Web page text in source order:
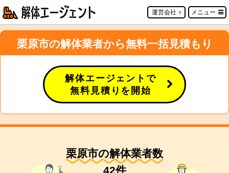
運営会社 メニュー
栗原市の解体業者から無料一括見積もり
解体エージェントで
無料見積りを開始
栗原市の解体業者数
42件